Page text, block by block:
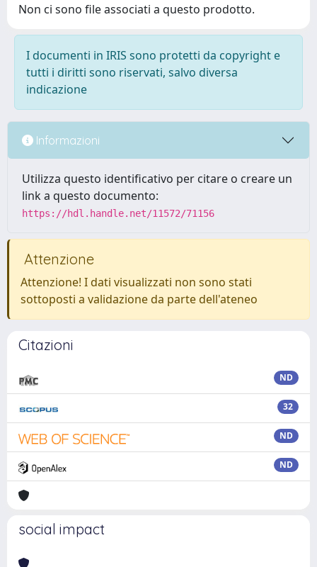
Non ci sono file associati a questo prodotto.
I documenti in IRIS sono protetti da copyright e
tutti i diritti sono riservati, salvo diversa
indicazione
Informazioni
Utilizza questo identificativo per citare o creare un
link a questo documento:
https://hdl.handle.net/11572/71156
Attenzione
Attenzione! I dati visualizzati non sono stati
sottoposti a validazione da parte dell'ateneo
Citazioni
ND
32
ND
ND
social impact